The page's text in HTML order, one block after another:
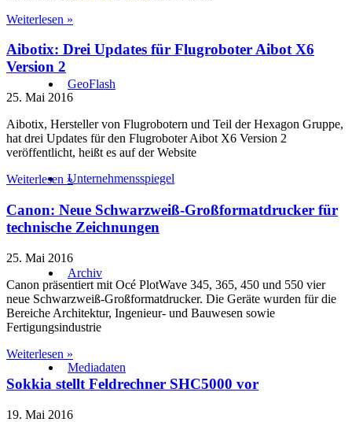
GeoFlash
Unternehmensspiegel
Archiv
Mediadaten
Weiterlesen »
Aibotix: Drei Updates für Flugroboter Aibot X6
Version 2
25. Mai 2016
Aibotix, Hersteller von Flugrobotern und Teil der Hexagon Gruppe,
hat drei Updates für den Flugroboter Aibot X6 Version 2
veröffentlicht, heißt es auf der Website
Weiterlesen »
Canon: Neue Schwarzweiß-Großformatdrucker für
technische Zeichnungen
25. Mai 2016
Canon präsentiert mit Océ PlotWave 345, 365, 450 und 550 vier
neue Schwarzweiß-Großformatdrucker. Die Geräte wurden für die
Bereiche Architektur, Ingenieur- und Bauwesen sowie
Fertigungsindustrie
Weiterlesen »
Sokkia stellt Feldrechner SHC5000 vor
19. Mai 2016